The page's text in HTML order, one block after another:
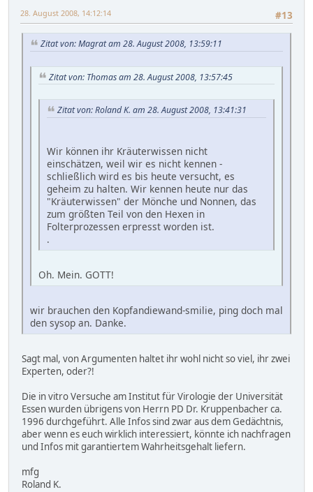
#13
28. August 2008, 14:12:14
Zitat von: Magrat am 28. August 2008, 13:59:11
Zitat von: Thomas am 28. August 2008, 13:57:45
Zitat von: Roland K. am 28. August 2008, 13:41:31
Wir können ihr Kräuterwissen nicht
einschätzen, weil wir es nicht kennen -
schließlich wird es bis heute versucht, es
geheim zu halten. Wir kennen heute nur das
"Kräuterwissen" der Mönche und Nonnen, das
zum größten Teil von den Hexen in
Folterprozessen erpresst worden ist.
.
Oh. Mein. GOTT!
wir brauchen den Kopfandiewand-smilie, ping doch mal
den sysop an. Danke.
Sagt mal, von Argumenten haltet ihr wohl nicht so viel, ihr zwei
Experten, oder?!
Die in vitro Versuche am Institut für Virologie der Universität
Essen wurden übrigens von Herrn PD Dr. Kruppenbacher ca.
1996 durchgeführt. Alle Infos sind zwar aus dem Gedächtnis,
aber wenn es euch wirklich interessiert, könnte ich nachfragen
und Infos mit garantiertem Wahrheitsgehalt liefern.
mfg
Roland K.